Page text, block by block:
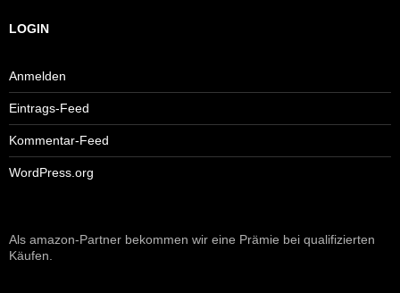
LOGIN
Anmelden
Eintrags-Feed
Kommentar-Feed
WordPress.org
Als amazon-Partner bekommen wir eine Prämie bei qualifizierten
Käufen.